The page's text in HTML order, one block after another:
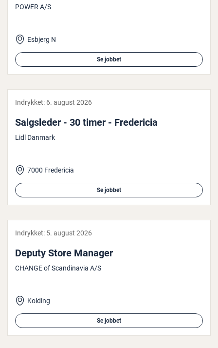
POWER A/S
Esbjerg N
Se jobbet
Indrykket: 6. august 2026
Salgs­le­der - 30 timer - Fre­de­ri­cia
Lidl Danmark
7000 Fredericia
Se jobbet
Indrykket: 5. august 2026
Deputy Store Manager
CHANGE of Scandinavia A/S
Kolding
Se jobbet